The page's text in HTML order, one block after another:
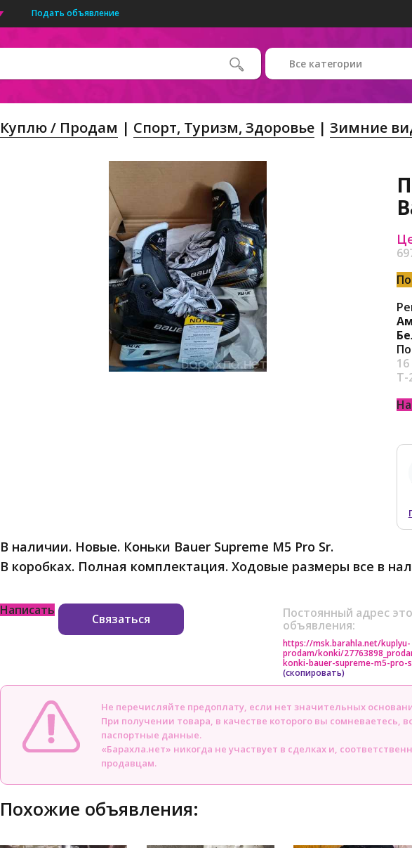
Подать объявление
Все категории
Куплю / Продам Спорт, Tуризм, Здоровье Зимние
Т-
В наличии. Новые. Коньки Bauer Supreme M5 Pro Sr.
В коробках. Полная комплектация. Ходовые размеры все в
Написать
Связаться
Постоянный адрес
объявления:
https://msk.barahla.net/kuplyu-
prodam/konki/
konki-bauer-supreme-m5-pro-
(скопировать)
Не перечисляйте предоплату, если нет значительных
При получении товара, в качестве которого вы сомневаетесь,
паспортные данные.
«Барахла.нет» никогда не участвует в сделках и,
продавцам.
Похожие объявления: